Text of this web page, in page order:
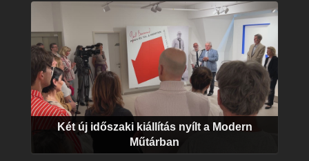
Két új időszaki kiállítás nyílt a Modern
Műtárban